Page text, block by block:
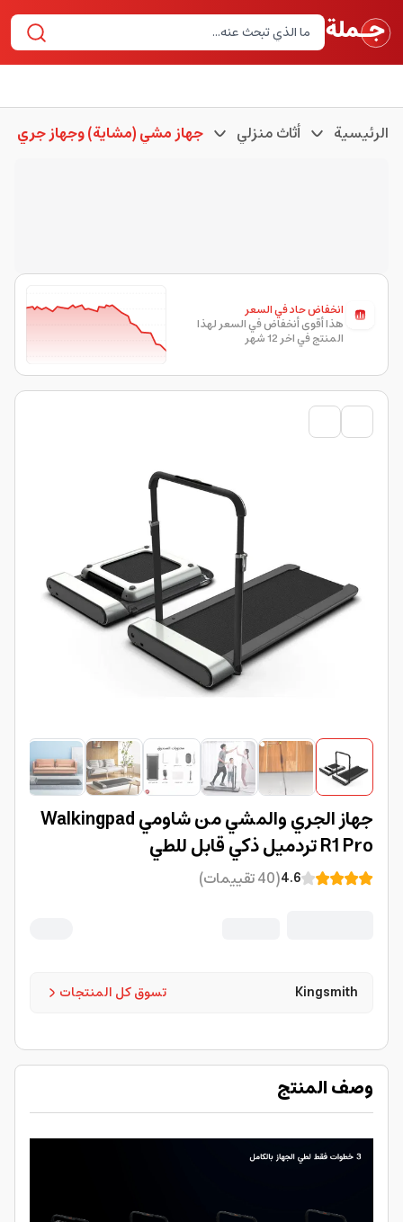
الرئيسية أثاث منزلي جهاز مشي (مشاية) وجهاز جري
انخفاض حاد في السعر
هذا أقوى أنخفاض في السعر لهذا
المنتج في اخر 12 شهر
جهاز الجري والمشي من شاومي Walkingpad
R1 Pro تردميل ذكي قابل للطي
4.6
(
40تقييمات)
تسوق كل المنتجات Kingsmith
وصف المنتج